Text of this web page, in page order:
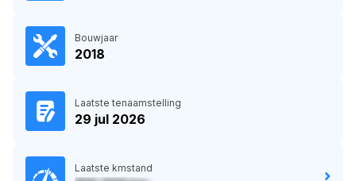
Bouwjaar
2018
Laatste tenaamstelling
29 jul 2026
Laatste kmstand